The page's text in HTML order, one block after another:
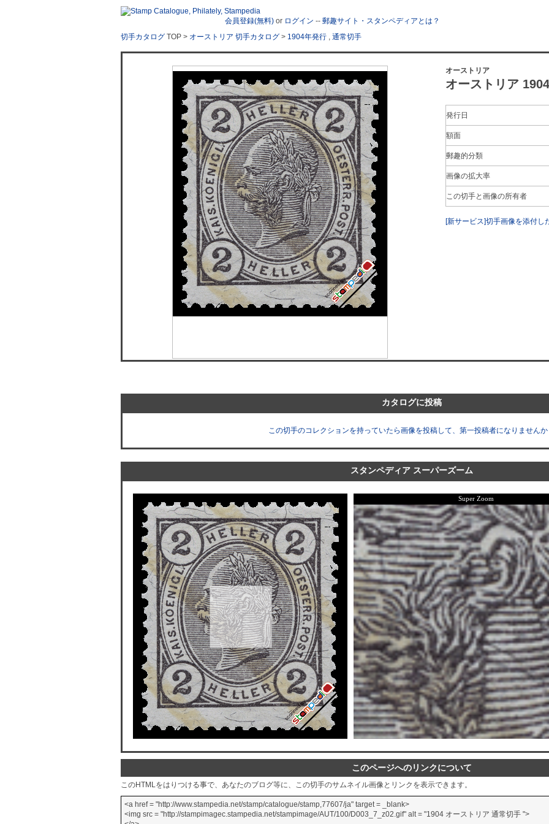
会員登録(無料) or ログイン -- 郵趣サイト・スタンペディアとは？
切手カタログ TOP > オーストリア 切手カタログ > 1904年発行 , 通常切手
オーストリア
オーストリア
発行日
額面
郵趣的分類
画像の拡大率
この切手と画像の所有者
[新サービス]切手画像を添付し
カタログに投稿
この切手のコレクションを持っていたら画像を投稿して、第一投稿者になりません
スタンペディア スーパーズーム
このページへのリンクについて
このHTMLをはりつける事で、あなたのブログ等に、この切手のサムネイル画像とリンクを表示できます。